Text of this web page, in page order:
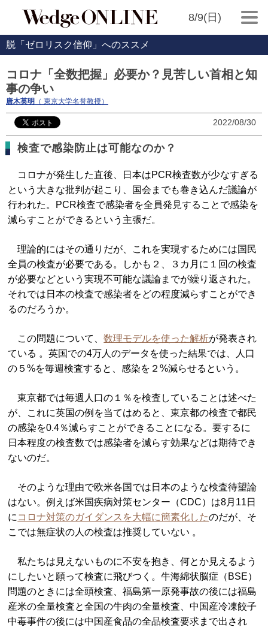
8/9(日)
脱「ゼロリスク信仰」へのススメ
コロナ「全数把握」必要か？見苦しい首相と知
事の争い
唐木英明 （ 東京大学名誉教授）
2022/08/30
検査で感染防止は可能なのか？
コロナが発生した直後、日本はPCR検査数が少なすぎる
という大きな批判が起こり、国会までも巻き込んだ議論が
行われた。PCR検査で感染者を全員発見することで感染を
減らすことができるという主張だ。
理論的にはその通りだが、これを実現するためには国民
全員の検査が必要である。しかも２、３カ月に１回の検査
が必要などという実現不可能な議論までが繰り返された。
それでは日本の検査で感染者をどの程度減らすことができ
るのだろうか。
この問題について、数理モデルを使った解析が発表され
ている 。英国での4万人のデータを使った結果では、人口
の５%を毎週検査すると、感染を２%減らせるという。
東京都では毎週人口の１％を検査していることは述べた
が、これに英国の例を当てはめると、東京都の検査で都民
の感染を0.4％減らすことができることになる。要するに
日本程度の検査数では感染者を減らす効果などは期待でき
ないのだ。
そのような理由で欧米各国では日本のような検査待望論
はない。例えば米国疾病対策センター（CDC）は8月11日
に コロナ対策のガイダンスを大幅に簡素化したのだが、そ
こでは無症状の人の検査は推奨していない 。
私たちは見えないものに不安を抱き、何とか見えるよう
にしたいと願って検査に飛びつく。牛海綿状脳症（BSE）
問題のときには全頭検査、福島第一原発事故の後には福島
産米の全量検査と全国の牛肉の全量検査、中国産冷凍餃子
中毒事件の後には中国産食品の全品検査要求まで出され